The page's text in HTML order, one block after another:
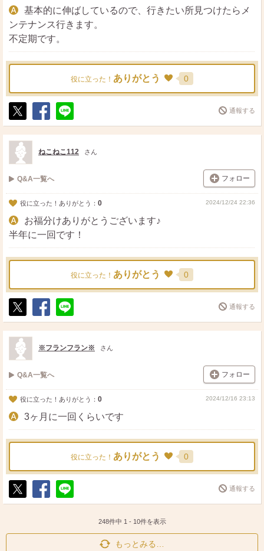
基本的に伸ばしているので、行きたい所見つけたらメ
ンテナンス行きます。
不定期です。
役に立った！ ありがとう 0
ポ
ス
ト
シ
ェ
送
る
通報する
ねこねこ112 さん
Q&A一覧へ フォロー
役に立った！ありがとう： 0 2024/12/24 22:36
お福分けありがとうございます♪
半年に一回です！
役に立った！ ありがとう 0
ポ
ス
ト
シ
ェ
送
る
通報する
※フランフラン※ さん
Q&A一覧へ フォロー
役に立った！ありがとう： 0 2024/12/16 23:13
3ヶ月に一回くらいです
役に立った！ ありがとう 0
ポ
シ
送
通報する
248件中 1 - 10件を表示
もっとみる…